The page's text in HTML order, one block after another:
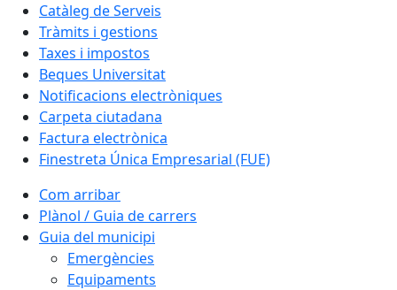
Catàleg de Serveis
Tràmits i gestions
Taxes i impostos
Beques Universitat
Notificacions electròniques
Carpeta ciutadana
Factura electrònica
Finestreta Única Empresarial (FUE)
Com arribar
Plànol / Guia de carrers
Guia del municipi
Emergències
Equipaments